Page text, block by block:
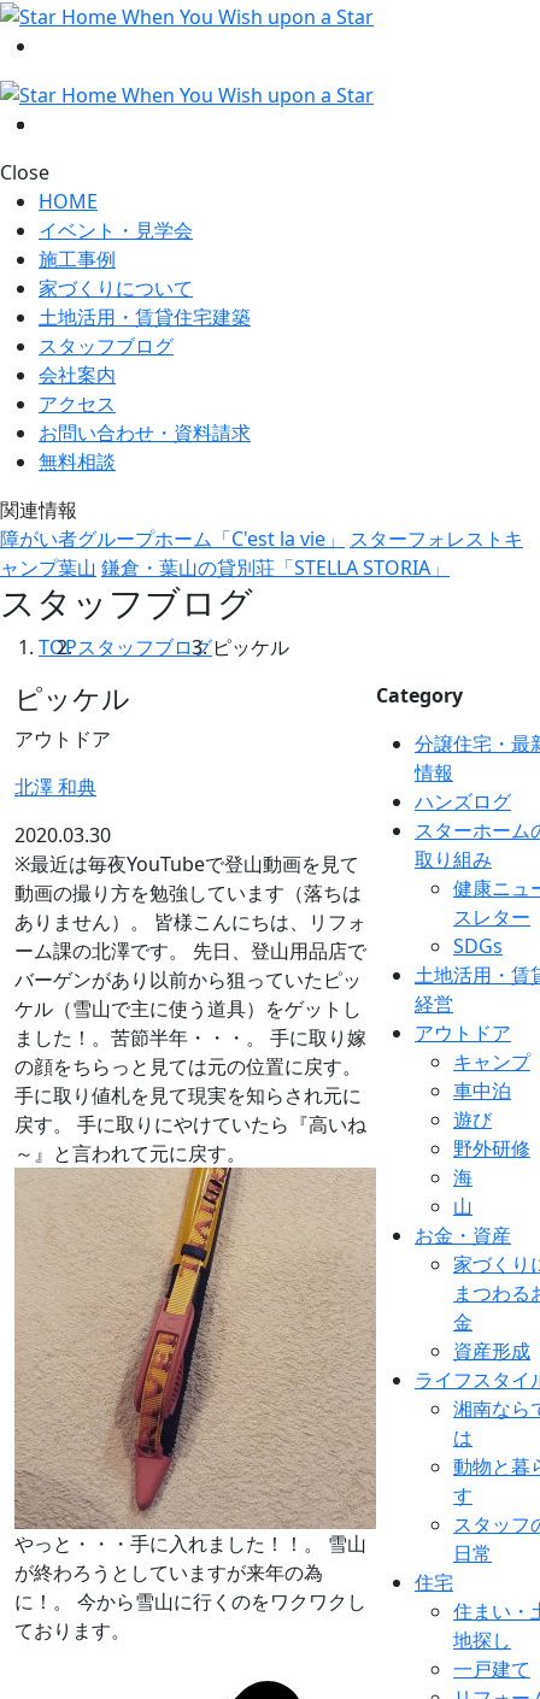
Close
HOME
イベント・見学会
施工事例
家づくりについて
土地活用・賃貸住宅建築
スタッフブログ
会社案内
アクセス
お問い合わせ・資料請求
無料相談
関連情報
障がい者グループホーム「C'est la vie」
スターフォレストキ
ャンプ葉山 鎌倉・葉山の貸別荘「STELLA STORIA」
スタッフブログ
TOPスタッフブログピッケル
ピッケル
アウトドア
北澤 和典
2020.03.30
※最近は毎夜YouTubeで登山動画を見て
動画の撮り方を勉強しています（落ちは
ありません）。 皆様こんにちは、リフォ
ーム課の北澤です。 先日、登山用品店で
バーゲンがあり以前から狙っていたピッ
ケル（雪山で主に使う道具）をゲットし
ました！。苦節半年・・・。 手に取り嫁
の顔をちらっと見ては元の位置に戻す。
手に取り値札を見て現実を知らされ元に
戻す。 手に取りにやけていたら『高いね
～』と言われて元に戻す。
やっと・・・手に入れました！！。 雪山
が終わろうとしていますが来年の為
に！。 今から雪山に行くのをワクワクし
ております。
Category
分譲住宅・最
情報
ハンズログ
スターホーム
取り組み
健康ニュ
スレター
SDGs
土地活用・賃
経営
アウトドア
キャンプ
車中泊
遊び
野外研修
海
山
お金・資産
家づくり
まつわる
金
資産形成
ライフスタイ
湘南なら
は
動物と暮
す
スタッフ
日常
住宅
住まい・
地探し
一戸建て